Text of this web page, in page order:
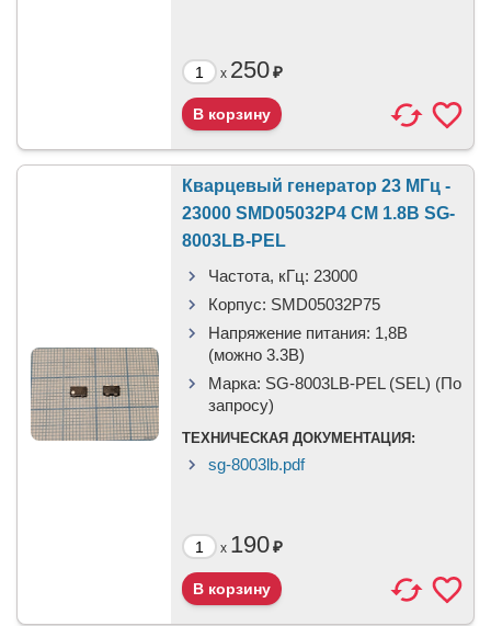
x 250₽
Кварцевый генератор 23 МГц -
23000 SMD05032P4 CM 1.8В SG-
8003LB-PEL
Частота, кГц: 23000
Корпус: SMD05032P75
Напряжение питания: 1,8В
(можно 3.3В)
Марка: SG-8003LB-PEL (SEL) (По
запросу)
ТЕХНИЧЕСКАЯ ДОКУМЕНТАЦИЯ:
sg-8003lb.pdf
x 190₽